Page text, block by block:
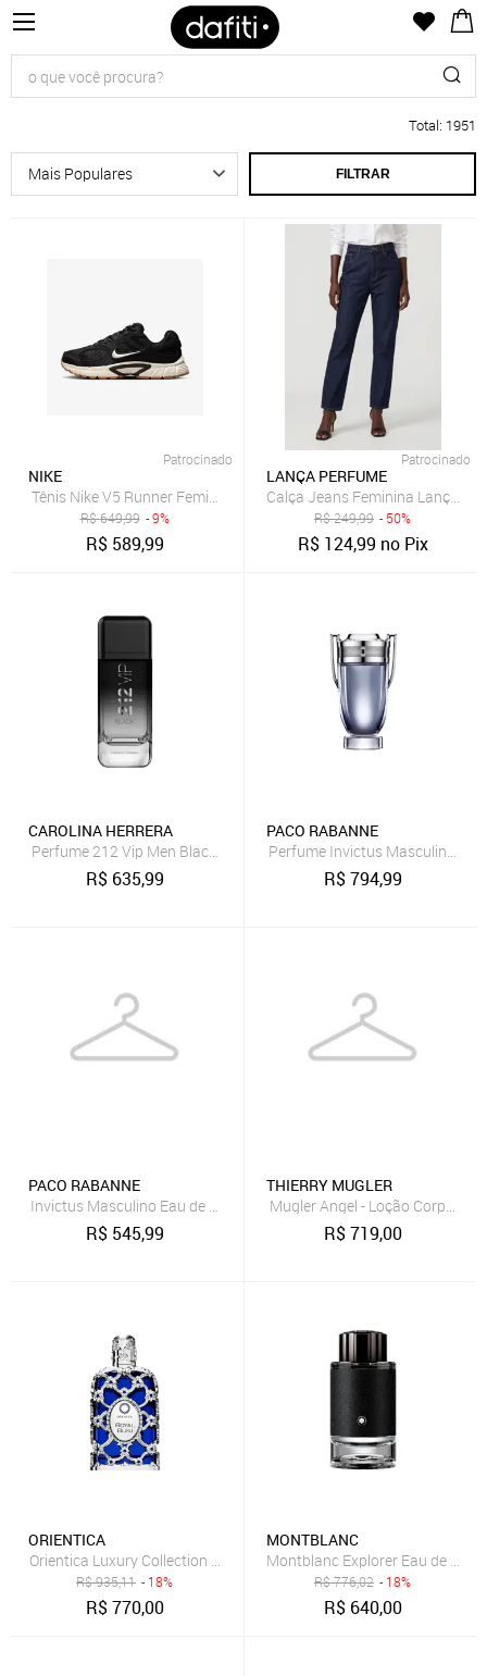
Total: 1951
FILTRAR
Patrocinado
NIKE
Tênis Nike V5 Runner Feminino
R$649,99 - 9%
R$ 589,99
Patrocinado
LANÇA PERFUME
Calça Jeans Feminina Lança
R$249,99 - 50%
R$ 124,99 no Pix
CAROLINA HERRERA
Perfume 212 Vip Men Black Carolina Herrera Perfume Masculino
R$ 635,99
PACO RABANNE
Perfume Invictus Masculino
R$794,99
PACO RABANNE
Invictus Masculino Eau de Toilette 100ml
R$ 545,99
THIERRY MUGLER
Mugler Angel - Loção Corporal
R$719,00
ORIENTICA
Orientica Luxury Collection Royal Bleu Eau de Parfum - Perfume
R$935,11 - 18%
R$770,00
MONTBLANC
Montblanc Explorer Eau de
R$776,02 - 18%
R$ 640,00